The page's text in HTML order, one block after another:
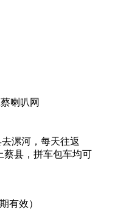
喇叭网
去漯河，每天往返
蔡县，拼车包车均可
有效）